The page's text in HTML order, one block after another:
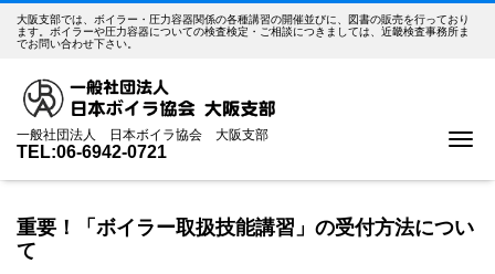
大阪支部では、ボイラー・圧力容器関係の各種講習の開催並びに、図書の販売を行っており
ます。ボイラーや圧力容器についての検査検定・ご相談につきましては、近畿検査事務所ま
でお問い合わせ下さい。
一般社団法人 日本ボイラ協会 大阪支部
TEL:06-6942-0721
重要！「ボイラー取扱技能講習」の受付方法につい
て